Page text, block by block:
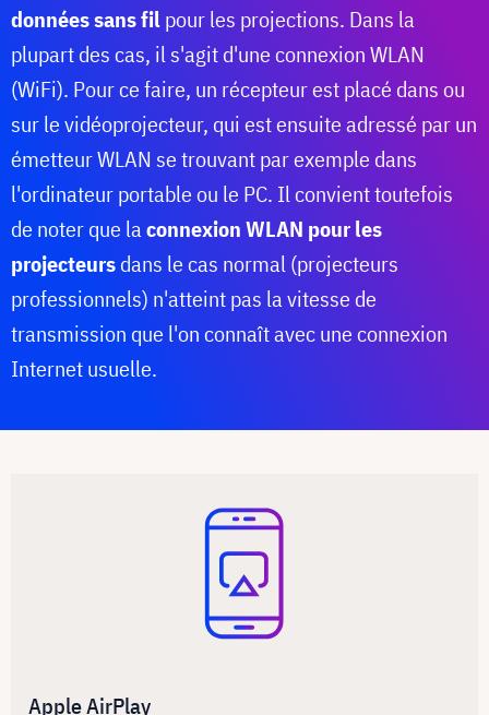
données sans filpour les projections. Dans la
plupart des cas, il s'agit d'une connexion WLAN
(WiFi). Pour ce faire, un récepteur est placé dans ou
sur le vidéoprojecteur, qui est ensuite adressé par un
émetteur WLAN se trouvant par exemple dans
l'ordinateur portable ou le PC. Il convient toutefois
de noter que laconnexion WLAN pour les
projecteursdans le cas normal (projecteurs
professionnels) n'atteint pas la vitesse de
transmission que l'on connaît avec une connexion
Internet usuelle.
Apple AirPlay